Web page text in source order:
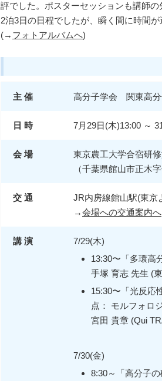
評でした。ポスターセッションも講師の
2泊3日の日程でしたが、瞬く間に時間
(→ フォトアルバムへ)
主 催 高分子学会 関東高分
日 時 7月29日(木)13:00 ～
会 場
東京農工大学合宿研
（千葉県館山市正木
交 通
JR内房線館山駅(東京
→会場への交通案内へ
講 演
7/29(木)
13:30〜「多環高
手塚 育志 先生 (
15:30〜「光反応
点： モルフォロ
宮田 貴章 (Qui
7/30(金)
8:30～「高分子の